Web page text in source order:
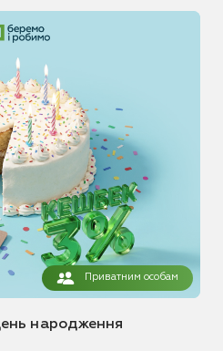
Приватним особам
народження